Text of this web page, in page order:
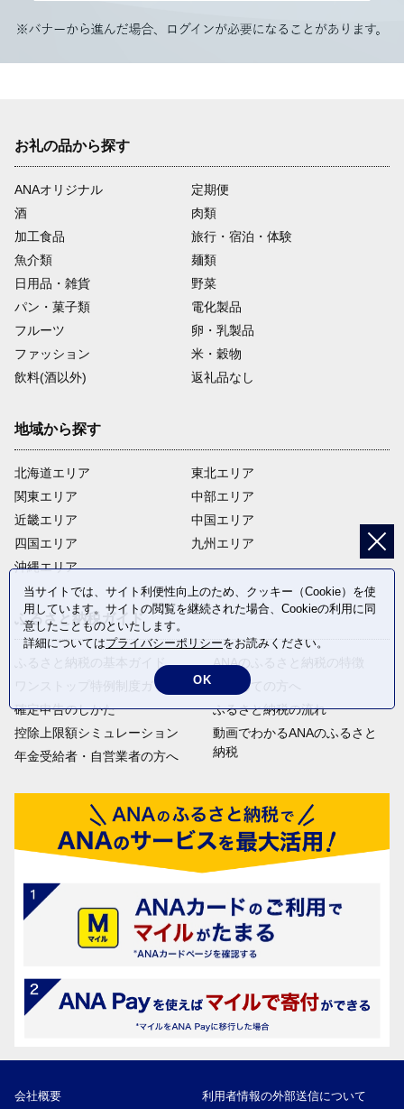
お礼の品から探す
ANAオリジナル
定期便
酒
肉類
加工食品
旅行・宿泊・体験
魚介類
麺類
日用品・雑貨
野菜
パン・菓子類
電化製品
フルーツ
卵・乳製品
ファッション
米・穀物
飲料(酒以外)
返礼品なし
地域から探す
北海道エリア
関東エリア
近畿エリア
四国エリア
沖縄エリア
東北エリア
中部エリア
中国エリア
九州エリア
ふるさと納税ガイド
ふるさと納税の基本ガイド
ワンストップ特例制度ガイド
確定申告のしかた
控除上限額シミュレーション
年金受給者・自営業者の方へ
ANAのふるさと納税の特徴
はじめての方へ
ふるさと納税の流れ
動画でわかるANAのふるさと
納税
会社概要 利用者情報の外部送信について
当サイトでは、サイト利便性向上のため、クッキー（Cookie）を使
用しています。サイトの閲覧を継続された場合、Cookieの利用に同
意したことものといたします。
詳細についてはプライバシーポリシーをお読みください。
OK